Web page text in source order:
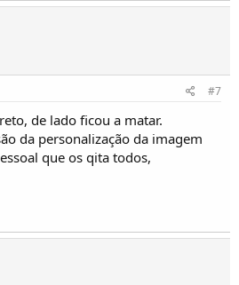
#7
de lado ficou a matar.
da personalização da imagem
que os qita todos,